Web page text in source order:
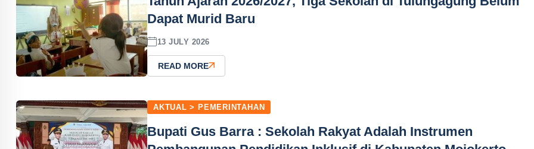
Dapat Murid Baru
13 JULY 2026
READ MORE
AKTUAL > PEMERINTAHAN
Bupati Gus Barra : Sekolah Rakyat Adalah Instrumen